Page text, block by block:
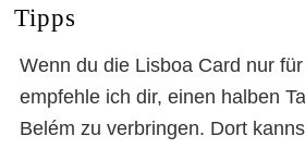
Tipps
Wenn du die Lisboa Card nur
empfehle ich dir, einen halben
Belém zu verbringen. Dort